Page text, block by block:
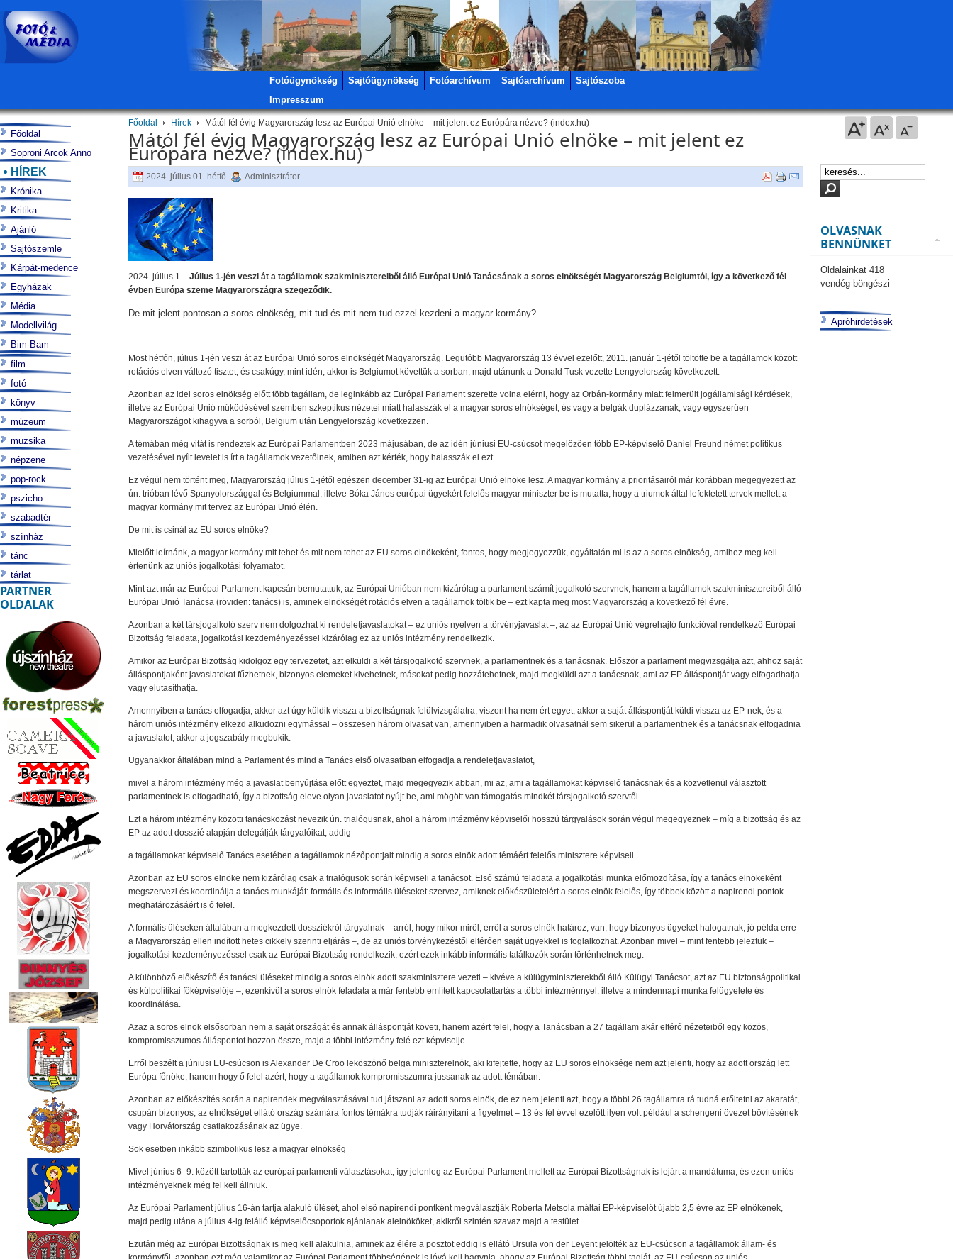
Fotóügynökség Sajtóügynökség Fotóarchívum Sajtóarchívum
Sajtószoba
Impresszum
Főoldal Hírek Mától fél évig Magyarország lesz az Európai Unió elnöke – mit jelent ez Európára nézve? (index.hu)
Mától fél évig Magyarország lesz az Európai Unió elnöke – mit jelent ez
Európára nézve? (index.hu)
2024. július 01. hétfő Adminisztrátor
2024. július 1. - Július 1-jén veszi át a tagállamok szakminisztereiből álló Európai Unió Tanácsának a soros elnökségét Magyarország Belgiumtól, így a következő fél
évben Európa szeme Magyarországra szegeződik.
De mit jelent pontosan a soros elnökség, mit tud és mit nem tud ezzel kezdeni a magyar kormány?
Most hétfőn, július 1-jén veszi át az Európai Unió soros elnökségét Magyarország. Legutóbb Magyarország 13 évvel ezelőtt, 2011. január 1-jétől töltötte be a tagállamok között
rotációs elven változó tisztet, és csakúgy, mint idén, akkor is Belgiumot követtük a sorban, majd utánunk a Donald Tusk vezette Lengyelország következett.
Azonban az idei soros elnökség előtt több tagállam, de leginkább az Európai Parlament szerette volna elérni, hogy az Orbán-kormány miatt felmerült jogállamisági kérdések,
illetve az Európai Unió működésével szemben szkeptikus nézetei miatt halasszák el a magyar soros elnökséget, és vagy a belgák duplázzanak, vagy egyszerűen
Magyarországot kihagyva a sorból, Belgium után Lengyelország következzen.
A témában még vitát is rendeztek az Európai Parlamentben 2023 májusában, de az idén júniusi EU-csúcsot megelőzően több EP-képviselő Daniel Freund német politikus
vezetésével nyílt levelet is írt a tagállamok vezetőinek, amiben azt kérték, hogy halasszák el ezt.
Ez végül nem történt meg, Magyarország július 1-jétől egészen december 31-ig az Európai Unió elnöke lesz. A magyar kormány a prioritásairól már korábban megegyezett az
ún. trióban lévő Spanyolországgal és Belgiummal, illetve Bóka János európai ügyekért felelős magyar miniszter be is mutatta, hogy a triumok által lefektetett tervek mellett a
magyar kormány mit tervez az Európai Unió élén.
De mit is csinál az EU soros elnöke?
Mielőtt leírnánk, a magyar kormány mit tehet és mit nem tehet az EU soros elnökeként, fontos, hogy megjegyezzük, egyáltalán mi is az a soros elnökség, amihez meg kell
értenünk az uniós jogalkotási folyamatot.
Mint azt már az Európai Parlament kapcsán bemutattuk, az Európai Unióban nem kizárólag a parlament számít jogalkotó szervnek, hanem a tagállamok szakminisztereiből álló
Európai Unió Tanácsa (röviden: tanács) is, aminek elnökségét rotációs elven a tagállamok töltik be – ezt kapta meg most Magyarország a következő fél évre.
Azonban a két társjogalkotó szerv nem dolgozhat ki rendeletjavaslatokat – ez uniós nyelven a törvényjavaslat –, az az Európai Unió végrehajtó funkcióval rendelkező Európai
Bizottság feladata, jogalkotási kezdeményezéssel kizárólag ez az uniós intézmény rendelkezik.
Amikor az Európai Bizottság kidolgoz egy tervezetet, azt elküldi a két társjogalkotó szervnek, a parlamentnek és a tanácsnak. Először a parlament megvizsgálja azt, ahhoz saját
álláspontjaként javaslatokat fűzhetnek, bizonyos elemeket kivehetnek, másokat pedig hozzátehetnek, majd megküldi azt a tanácsnak, ami az EP álláspontját vagy elfogadhatja
vagy elutasíthatja.
Amennyiben a tanács elfogadja, akkor azt úgy küldik vissza a bizottságnak felülvizsgálatra, viszont ha nem ért egyet, akkor a saját álláspontját küldi vissza az EP-nek, és a
három uniós intézmény elkezd alkudozni egymással – összesen három olvasat van, amennyiben a harmadik olvasatnál sem sikerül a parlamentnek és a tanácsnak elfogadnia
a javaslatot, akkor a jogszabály megbukik.
Ugyanakkor általában mind a Parlament és mind a Tanács első olvasatban elfogadja a rendeletjavaslatot,
mivel a három intézmény még a javaslat benyújtása előtt egyeztet, majd megegyezik abban, mi az, ami a tagállamokat képviselő tanácsnak és a közvetlenül választott
parlamentnek is elfogadható, így a bizottság eleve olyan javaslatot nyújt be, ami mögött van támogatás mindkét társjogalkotó szervtől.
Ezt a három intézmény közötti tanácskozást nevezik ún. trialógusnak, ahol a három intézmény képviselői hosszú tárgyalások során végül megegyeznek – míg a bizottság és az
EP az adott dosszié alapján delegálják tárgyalóikat, addig
a tagállamokat képviselő Tanács esetében a tagállamok nézőpontjait mindig a soros elnök adott témáért felelős minisztere képviseli.
Azonban az EU soros elnöke nem kizárólag csak a trialógusok során képviseli a tanácsot. Első számú feladata a jogalkotási munka előmozdítása, így a tanács elnökeként
megszervezi és koordinálja a tanács munkáját: formális és informális üléseket szervez, amiknek előkészületeiért a soros elnök felelős, így többek között a napirendi pontok
meghatározásáért is ő felel.
A formális üléseken általában a megkezdett dossziékról tárgyalnak – arról, hogy mikor miről, erről a soros elnök határoz, van, hogy bizonyos ügyeket halogatnak, jó példa erre
a Magyarország ellen indított hetes cikkely szerinti eljárás –, de az uniós törvénykezéstől eltérően saját ügyekkel is foglalkozhat. Azonban mivel – mint fentebb jeleztük –
jogalkotási kezdeményezéssel csak az Európai Bizottság rendelkezik, ezért ezek inkább informális találkozók során történhetnek meg.
A különböző előkészítő és tanácsi üléseket mindig a soros elnök adott szakminisztere vezeti – kivéve a külügyminiszterekből álló Külügyi Tanácsot, azt az EU biztonságpolitikai
és külpolitikai főképviselője –, ezenkívül a soros elnök feladata a már fentebb említett kapcsolattartás a többi intézménnyel, illetve a mindennapi munka felügyelete és
koordinálása.
Azaz a soros elnök elsősorban nem a saját országát és annak álláspontját követi, hanem azért felel, hogy a Tanácsban a 27 tagállam akár eltérő nézeteiből egy közös,
kompromisszumos álláspontot hozzon össze, majd a többi intézmény felé ezt képviselje.
Erről beszélt a júniusi EU-csúcson is Alexander De Croo leköszönő belga miniszterelnök, aki kifejtette, hogy az EU soros elnöksége nem azt jelenti, hogy az adott ország lett
Európa főnöke, hanem hogy ő felel azért, hogy a tagállamok kompromisszumra jussanak az adott témában.
Azonban az előkészítés során a napirendek megválasztásával tud játszani az adott soros elnök, de ez nem jelenti azt, hogy a többi 26 tagállamra rá tudná erőltetni az akaratát,
csupán bizonyos, az elnökséget ellátó ország számára fontos témákra tudják ráirányítani a figyelmet – 13 és fél évvel ezelőtt ilyen volt például a schengeni övezet bővítésének
vagy Horvátország csatlakozásának az ügye.
Sok esetben inkább szimbolikus lesz a magyar elnökség
Mivel június 6–9. között tartották az európai parlamenti választásokat, így jelenleg az Európai Parlament mellett az Európai Bizottságnak is lejárt a mandátuma, és ezen uniós
intézményeknek még fel kell állniuk.
Az Európai Parlament július 16-án tartja alakuló ülését, ahol első napirendi pontként megválasztják Roberta Metsola máltai EP-képviselőt újabb 2,5 évre az EP elnökének,
majd pedig utána a július 4-ig felálló képviselőcsoportok ajánlanak alelnököket, akikről szintén szavaz majd a testület.
Ezután még az Európai Bizottságnak is meg kell alakulnia, aminek az élére a posztot eddig is ellátó Ursula von der Leyent jelölték az EU-csúcson a tagállamok állam- és
Főoldal
Soproni Arcok Anno
HÍREK
Krónika
Kritika
Ajánló
Sajtószemle
Kárpát-medence
Egyházak
Média
Modellvilág
Bim-Bam
film
fotó
könyv
múzeum
muzsika
népzene
pop-rock
pszicho
szabadtér
színház
tánc
tárlat
PARTNER
OLDALAK
OLVASNAK
BENNÜNKET
Oldalainkat 418
vendég böngészi
Apróhirdetések